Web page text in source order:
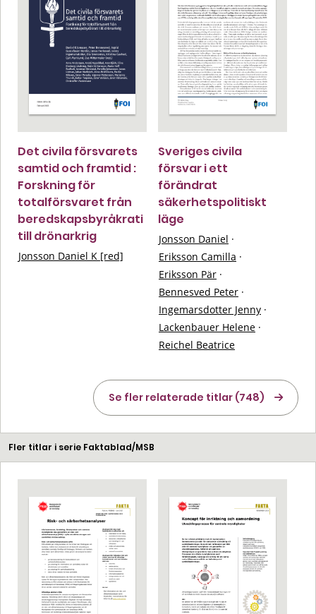
Det civila försvarets
samtid och framtid :
Forskning för
totalförsvaret från
beredskapsbyråkrati
till drönarkrig
Jonsson Daniel K [red]
Sveriges civila
försvar i ett
förändrat
säkerhetspolitiskt
läge
Jonsson Daniel ·
Eriksson Camilla ·
Eriksson Pär ·
Bennesved Peter ·
Ingemarsdotter Jenny ·
Lackenbauer Helene ·
Reichel Beatrice
Se fler relaterade titlar (748)
Fler titlar i serie Faktablad/MSB